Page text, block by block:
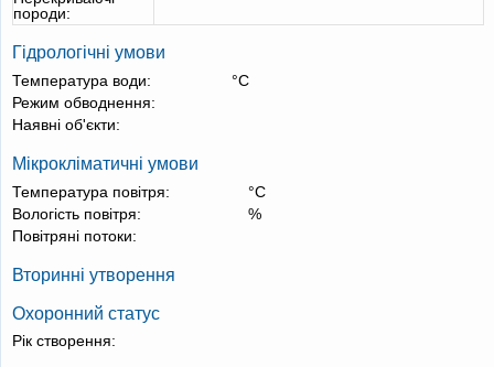
породи:
Гідрологічні умови
Температура води:
°С
Режим обводнення:
Наявні об'єкти:
Мікрокліматичні умови
Температура повітря:
°С
Вологість повітря:
%
Повітряні потоки:
Вторинні утворення
Охоронний статус
Рік створення: